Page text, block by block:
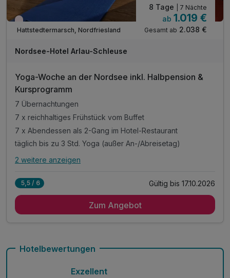
Wieder frei ab Oktober
Hattstedtermarsch, Nordfriesland
8 Tage | 7 Nächte
ab 1.019 €
Gesamt ab 2.038 €
Nordsee-Hotel Arlau-Schleuse
Yoga-Woche an der Nordsee inkl. Halbpension &
Kursprogramm
7 Übernachtungen
7 x reichhaltiges Frühstück vom Buffet
7 x Abendessen als 2-Gang im Hotel-Restaurant
täglich bis zu 3 Std. Yoga (außer An-/Abreisetag)
Alle Inklusivleistungen
7 x reichhaltiges Frühstück vom Buffet
mit zertifizierter Yoga-Lehrerin
2 weitere anzeigen
5,5 / 6 Gültig bis 17.10.2026
Zum Angebot
Hotelbewertungen
Exzellent